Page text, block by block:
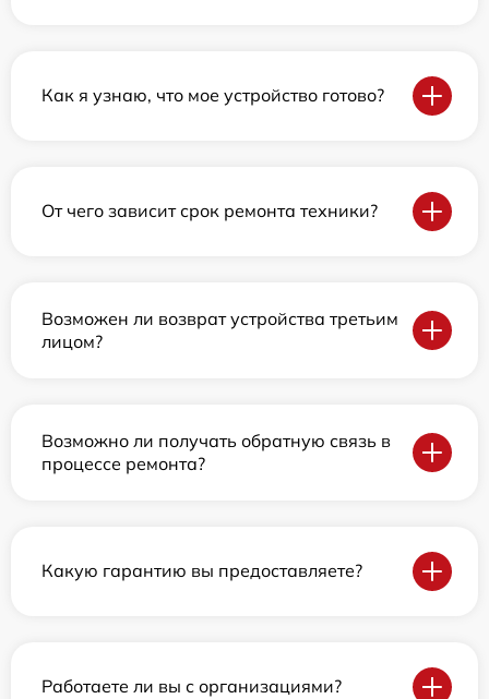
Как я узнаю, что мое устройство готово?
От чего зависит срок ремонта техники?
Возможен ли возврат устройства третьим
лицом?
Возможно ли получать обратную связь в
процессе ремонта?
Какую гарантию вы предоставляете?
Работаете ли вы с организациями?